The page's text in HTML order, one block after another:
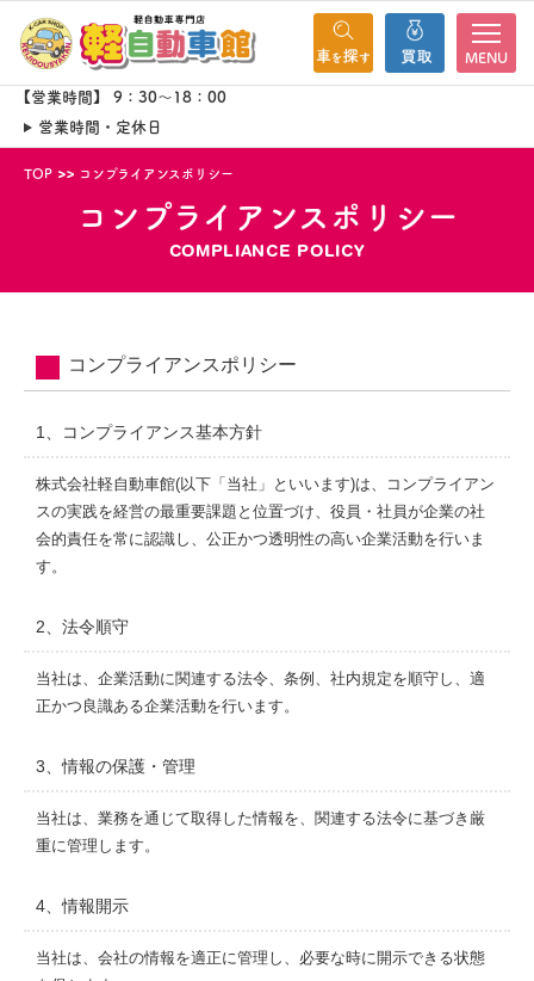
MENU
【営業時間】 9：30～18：00
営業時間・定休日
TOP コンプライアンスポリシー
コンプライアンスポリシー
COMPLIANCE POLICY
コンプライアンスポリシー
1、コンプライアンス基本方針
株式会社軽自動車館(以下「当社」といいます)は、コンプライアン
スの実践を経営の最重要課題と位置づけ、役員・社員が企業の社
会的責任を常に認識し、公正かつ透明性の高い企業活動を行いま
す。
2、法令順守
当社は、企業活動に関連する法令、条例、社内規定を順守し、適
正かつ良識ある企業活動を行います。
3、情報の保護・管理
当社は、業務を通じて取得した情報を、関連する法令に基づき厳
重に管理します。
4、情報開示
当社は、会社の情報を適正に管理し、必要な時に開示できる状態